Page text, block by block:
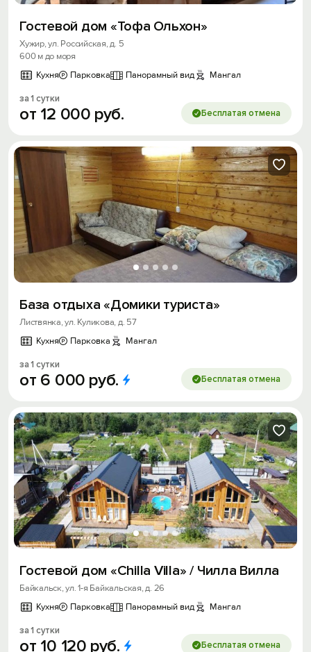
Гостевой дом «Тофа Ольхон»
Хужир, ул. Российская, д. 5
600 м до моря
Кухня
Парковка Панорамный вид Мангал
за 1 сутки
от 12 000 руб. Бесплатая отмена
База отдыха «Домики туриста»
Листвянка, ул. Куликова, д. 57
Кухня
Парковка Мангал
за 1 сутки
от 6 000 руб. Бесплатая отмена
Гостевой дом «Chilla Villa» / Чилла Вилла
Байкальск, ул. 1-я Байкальская, д. 26
Кухня
Парковка Панорамный вид Мангал
за 1 сутки
от 10 120 руб. Бесплатая отмена